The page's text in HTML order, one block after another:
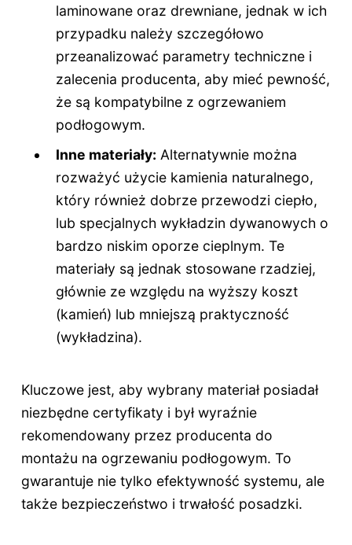
laminowane oraz drewniane, jednak w ich
przypadku należy szczegółowo
przeanalizować parametry techniczne i
zalecenia producenta, aby mieć pewność,
że są kompatybilne z ogrzewaniem
podłogowym.
Inne materiały: Alternatywnie można
rozważyć użycie kamienia naturalnego,
który również dobrze przewodzi ciepło,
lub specjalnych wykładzin dywanowych o
bardzo niskim oporze cieplnym. Te
materiały są jednak stosowane rzadziej,
głównie ze względu na wyższy koszt
(kamień) lub mniejszą praktyczność
(wykładzina).
Kluczowe jest, aby wybrany materiał posiadał
niezbędne certyfikaty i był wyraźnie
rekomendowany przez producenta do
montażu na ogrzewaniu podłogowym. To
gwarantuje nie tylko efektywność systemu, ale
także bezpieczeństwo i trwałość posadzki.